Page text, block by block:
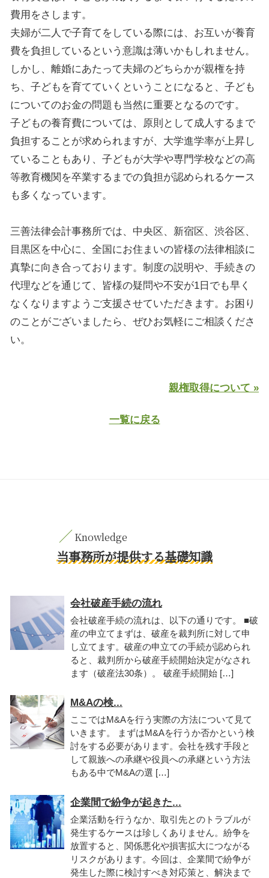
費用をさします。
夫婦が二人で子育てをしている際には、お互いが養育
費を負担しているという意識は薄いかもしれません。
しかし、離婚にあたって夫婦のどちらかが親権を持
ち、子どもを育てていくということになると、子ども
についてのお金の問題も当然に重要となるのです。
子どもの養育費については、原則として成人するまで
負担することが求められますが、大学進学率が上昇し
ていることもあり、子どもが大学や専門学校などの高
等教育機関を卒業するまでの負担が認められるケース
も多くなっています。
三善法律会計事務所では、中央区、新宿区、渋谷区、
目黒区を中心に、全国にお住まいの皆様の法律相談に
真摯に向き合っております。制度の説明や、手続きの
代理などを通じて、皆様の疑問や不安が1日でも早く
なくなりますようご支援させていただきます。お困り
のことがございましたら、ぜひお気軽にご相談くださ
い。
親権取得について »
一覧に戻る
当事務所が提供する基礎知識
会社破産手続の流れ
会社破産手続の流れは、以下の通りです。 ■破
産の申立てまずは、破産を裁判所に対して申
し立てます。破産の申立ての手続が認められ
ると、裁判所から破産手続開始決定がなされ
ます（破産法30条）。 破産手続開始 […]
M&Aの検...
ここではM&Aを行う実際の方法について見て
いきます。 まずはM&Aを行うか否かという検
討をする必要があります。会社を残す手段と
して親族への承継や役員への承継という方法
もある中でM&Aの選 […]
企業間で紛争が起きた...
企業活動を行うなか、取引先とのトラブルが
発生するケースは珍しくありません。紛争を
放置すると、関係悪化や損害拡大につながる
リスクがあります。今回は、企業間で紛争が
発生した際に検討すべき対応策と、解決まで